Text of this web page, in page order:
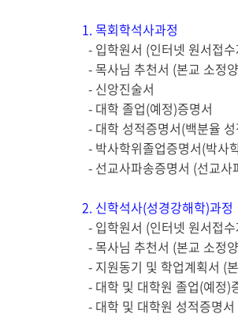
글
본
문
1. 목회학석사과정
- 입학원서 (인터넷 원서접
- 목사님 추천서 (본교 소정
- 신앙진술서
- 대학 졸업(예정)증명서
- 대학 성적증명서(백분율
- 박사학위졸업증명서(박사
- 선교사파송증명서 (선교사
2. 신학석사(성경강해학)과정
- 입학원서 (인터넷 원서접
- 목사님 추천서 (본교 소정
- 지원동기 및 학업계획서 (
- 대학 및 대학원 졸업(예정)
- 대학 및 대학원 성적증명서